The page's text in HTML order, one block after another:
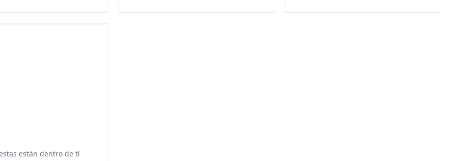
están dentro de ti